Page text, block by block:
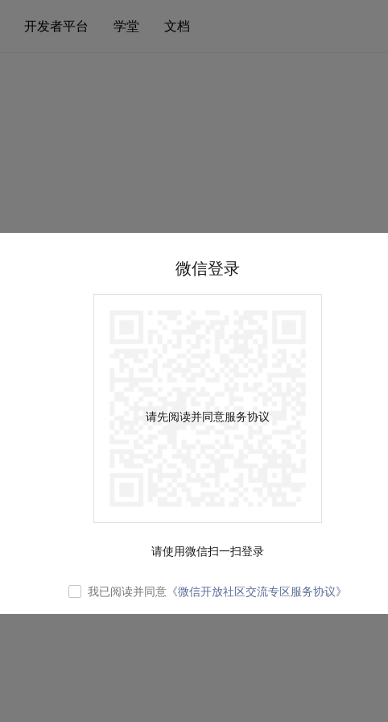
开发者平台 学堂 文档
微信登录
请先阅读并同意服务协议
请使用微信扫一扫登录
我已阅读并同意 《微信开放社区交流专区服务协议》